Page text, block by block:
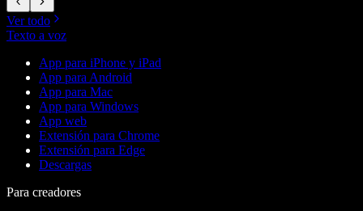
Ver todo
Texto a voz
App para iPhone y iPad
App para Android
App para Mac
App para Windows
App web
Extensión para Chrome
Extensión para Edge
Descargas
Para creadores